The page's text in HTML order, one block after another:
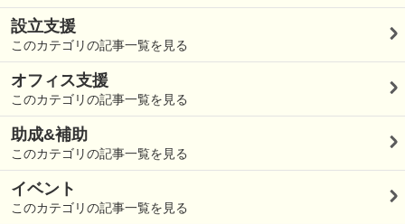
設立支援
このカテゴリの記事一覧を見る
オフィス支援
このカテゴリの記事一覧を見る
助成&補助
このカテゴリの記事一覧を見る
イベント
このカテゴリの記事一覧を見る